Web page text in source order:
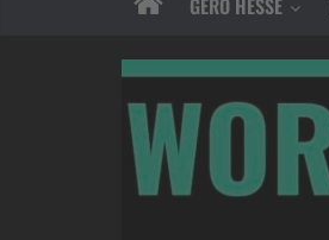
GERO HESSE